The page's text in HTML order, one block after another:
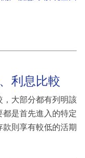
利息比較
，大部分都有列明該
是首先進入的特定
則享有較低的活期